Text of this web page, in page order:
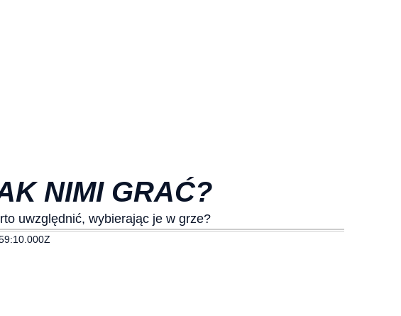
NIMI GRAĆ?
uwzględnić, wybierając je w grze?